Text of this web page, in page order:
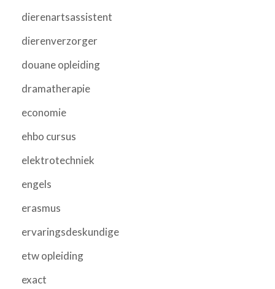
dierenartsassistent
dierenverzorger
douane opleiding
dramatherapie
economie
ehbo cursus
elektrotechniek
engels
erasmus
ervaringsdeskundige
etw opleiding
exact